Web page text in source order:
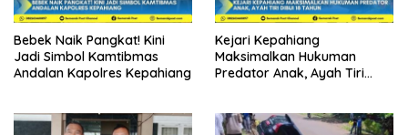
Bebek Naik Pangkat! Kini
Jadi Simbol Kamtibmas
Andalan Kapolres Kepahiang
Kejari Kepahiang
Maksimalkan Hukuman
Predator Anak, Ayah Tiri